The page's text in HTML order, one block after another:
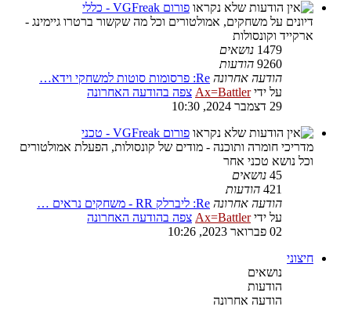
פורום VGFreak - כללי
דיונים על משחקים, אמולטורים וכל מה שקשור ברטרו גיימינג -
ארקייד וקונסולות
1479 נושאים
9260 הודעות
הודעה אחרונה Re: פרסומות סוטות למשחקי וידא…
על ידיAx=Battler צפה בהודעה האחרונה
29 דצמבר 2024, 10:30
פורום VGFreak - טכני
מדריכי חומרה ותוכנה - מודים של קונסולות, הפעלת אמולטורים
וכל נושא טכני אחר
45 נושאים
421 הודעות
הודעה אחרונה Re: ליברלק RR - משחקים נראים …
על ידיAx=Battler צפה בהודעה האחרונה
02 פברואר 2023, 10:26
חיצוני
נושאים
הודעות
הודעה אחרונה